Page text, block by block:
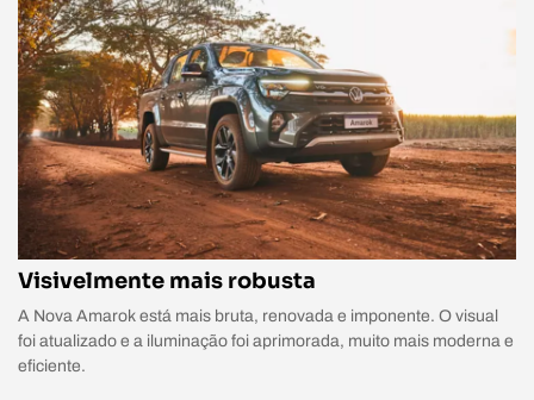
Visivelmente mais robusta
A Nova Amarok está mais bruta, renovada e imponente. O visual
foi atualizado e a iluminação foi aprimorada, muito mais moderna e
eficiente.